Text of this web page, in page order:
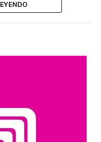
el presidente
afirmó que el
este apoyo en